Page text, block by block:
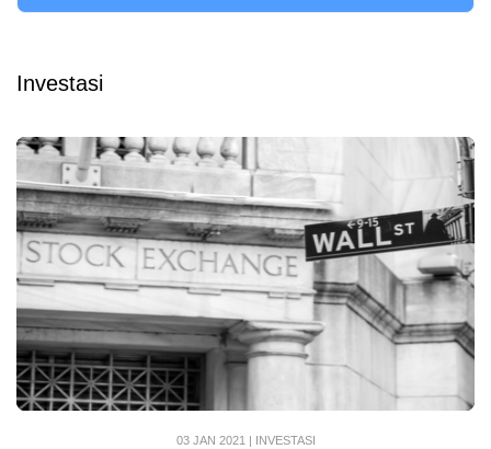
Investasi
03 JAN 2021 | INVESTASI